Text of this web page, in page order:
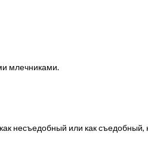
млечниками.
несъедобный или как съедобный,